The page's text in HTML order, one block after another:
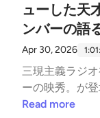
た？20:29 AI
い、ライブを
の出会いと、
40:30 世界的ア
ていた話43:43
onに教わった
東大の実験台
ューした天
ンバーの語
Apr 30, 2026
三現主義ラジ
ーの映秀。が
編」。実は10
Read more